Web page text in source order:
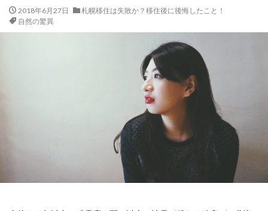
2018年6月27日
札幌移住は失敗か？移住後に後悔したこと！
自然の驚異